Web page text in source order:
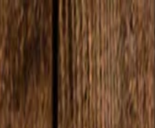
タグから探す
康直球便